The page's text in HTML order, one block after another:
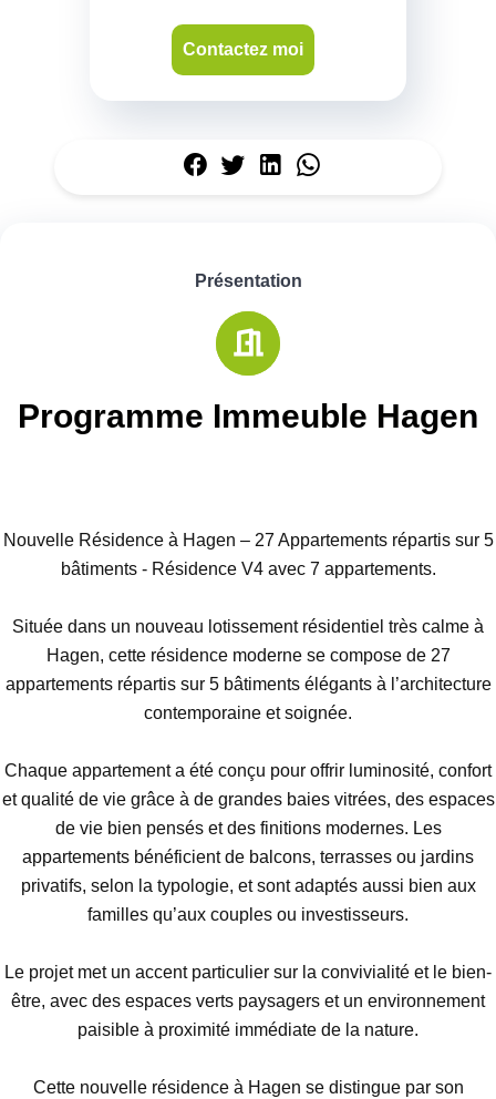
Contactez moi
Présentation
Programme Immeuble Hagen
Nouvelle Résidence à Hagen – 27 Appartements répartis sur 5
bâtiments - Résidence V4 avec 7 appartements.
Située dans un nouveau lotissement résidentiel très calme à
Hagen, cette résidence moderne se compose de 27
appartements répartis sur 5 bâtiments élégants à l’architecture
contemporaine et soignée.
Chaque appartement a été conçu pour offrir luminosité, confort
et qualité de vie grâce à de grandes baies vitrées, des espaces
de vie bien pensés et des finitions modernes. Les
appartements bénéficient de balcons, terrasses ou jardins
privatifs, selon la typologie, et sont adaptés aussi bien aux
familles qu’aux couples ou investisseurs.
Le projet met un accent particulier sur la convivialité et le bien-
être, avec des espaces verts paysagers et un environnement
paisible à proximité immédiate de la nature.
Cette nouvelle résidence à Hagen se distingue par son